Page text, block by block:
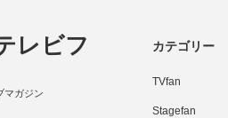
カテゴリー
TVfan
Stagefan
レビフ
マガジン